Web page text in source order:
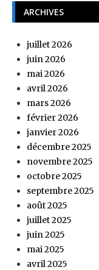
ARCHIVES
juillet 2026
juin 2026
mai 2026
avril 2026
mars 2026
février 2026
janvier 2026
décembre 2025
novembre 2025
octobre 2025
septembre 2025
août 2025
juillet 2025
juin 2025
mai 2025
avril 2025